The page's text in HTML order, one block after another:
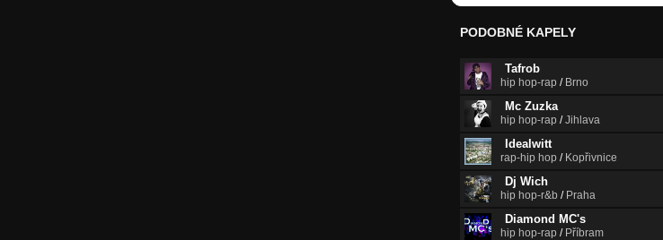
PODOBNÉ KAPELY
Tafrob
hip hop-rap / Brno
Mc Zuzka
hip hop-rap /Jihlava
Idealwitt
rap-hip hop / Kopřivnice
Dj Wich
hip hop-r&b / Praha
Diamond MC's
hip hop-rap / Příbram